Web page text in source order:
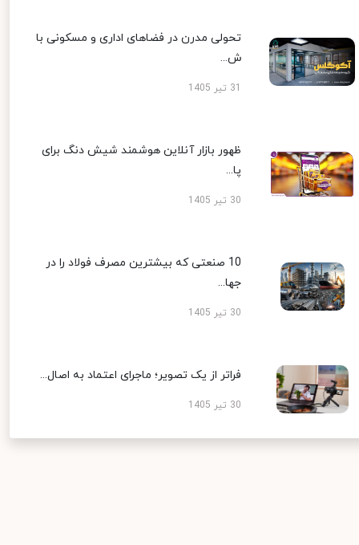
تحولی مدرن در فضاهای اداری و مسکونی با
ش...
ظهور بازار آنلاین هوشمند شیش دنگ برای
پا...
30 تیر 1405
10 صنعتی که بیشترین مصرف فولاد را در
جها...
30 تیر 1405
فراتر از یک تصویر؛ ماجرای اعتماد به اصال...
30 تیر 1405